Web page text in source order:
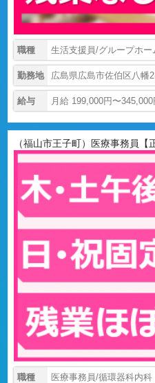
職種 生活支援員/グループホー
勤務地 広島県広島市佐伯区八幡
給与 月給 199,000円〜345,000
（福山市王子町）医療事務員【
職種 医療事務員/循環器科内科